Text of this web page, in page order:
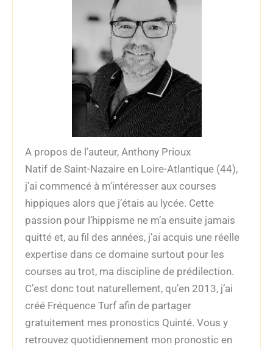
A propos de l’auteur, Anthony Prioux
Natif de Saint-Nazaire en Loire-Atlantique (44),
j’ai commencé à m’intéresser aux courses
hippiques alors que j’étais au lycée. Cette
passion pour l’hippisme ne m’a ensuite jamais
quitté et, au fil des années, j’ai acquis une réelle
expertise dans ce domaine surtout pour les
courses au trot, ma discipline de prédilection.
C’est donc tout naturellement, qu’en 2013, j’ai
créé Fréquence Turf afin de partager
gratuitement mes pronostics Quinté. Vous y
retrouvez quotidiennement mon pronostic en